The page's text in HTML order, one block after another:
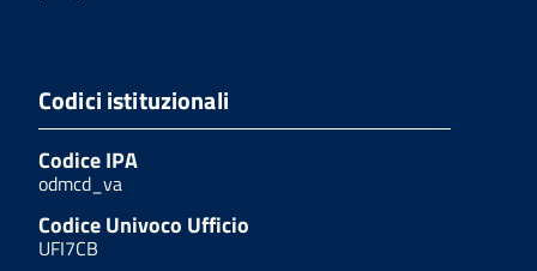
Codici istituzionali
Codice IPA
odmcd_va
Codice Univoco Ufficio
UFI7CB